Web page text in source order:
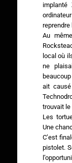
implanté
reprendre
Au
local où
ne
ait
trouvait
Les
Une
C’est
pistolet.